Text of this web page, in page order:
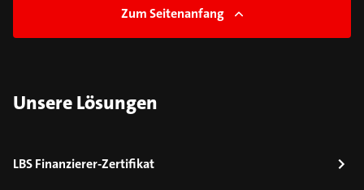
Zum Seitenanfang
Unsere Lösungen
LBS Finanzierer-Zertifikat